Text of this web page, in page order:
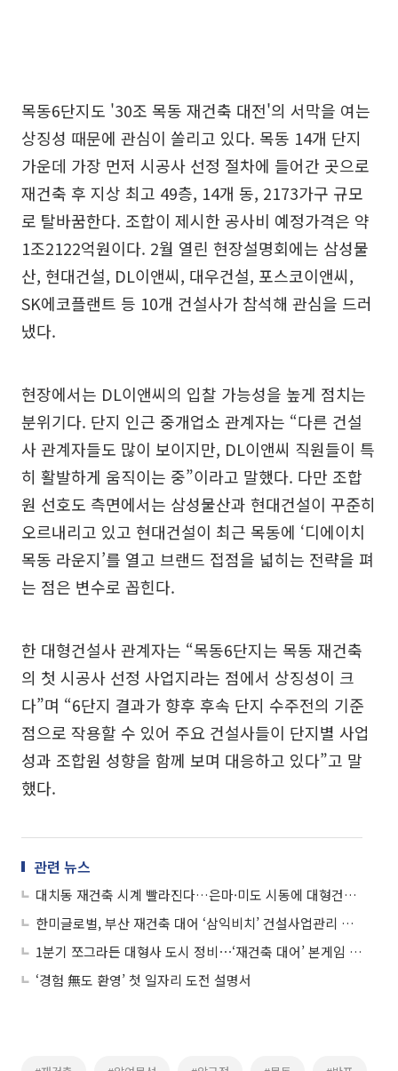
목동6단지도 '30조 목동 재건축 대전'의 서막을 여는
상징성 때문에 관심이 쏠리고 있다. 목동 14개 단지
가운데 가장 먼저 시공사 선정 절차에 들어간 곳으로
재건축 후 지상 최고 49층, 14개 동, 2173가구 규모
로 탈바꿈한다. 조합이 제시한 공사비 예정가격은 약
1조2122억원이다. 2월 열린 현장설명회에는 삼성물
산, 현대건설, DL이앤씨, 대우건설, 포스코이앤씨,
SK에코플랜트 등 10개 건설사가 참석해 관심을 드러
냈다.
현장에서는 DL이앤씨의 입찰 가능성을 높게 점치는
분위기다. 단지 인근 중개업소 관계자는 “다른 건설
사 관계자들도 많이 보이지만, DL이앤씨 직원들이 특
히 활발하게 움직이는 중”이라고 말했다. 다만 조합
원 선호도 측면에서는 삼성물산과 현대건설이 꾸준히
오르내리고 있고 현대건설이 최근 목동에 ‘디에이치
목동 라운지’를 열고 브랜드 접점을 넓히는 전략을 펴
는 점은 변수로 꼽힌다.
한 대형건설사 관계자는 “목동6단지는 목동 재건축
의 첫 시공사 선정 사업지라는 점에서 상징성이 크
다”며 “6단지 결과가 향후 후속 단지 수주전의 기준
점으로 작용할 수 있어 주요 건설사들이 단지별 사업
성과 조합원 성향을 함께 보며 대응하고 있다”고 말
했다.
관련 뉴스
대치동 재건축 시계 빨라진다…은마·미도 시동에 대형건설사 ‘촉각’
한미글로벌, 부산 재건축 대어 ‘삼익비치’ 건설사업관리 수주
1분기 쪼그라든 대형사 도시 정비⋯‘재건축 대어’ 본게임 시작
‘경험 無도 환영’ 첫 일자리 도전 설명서